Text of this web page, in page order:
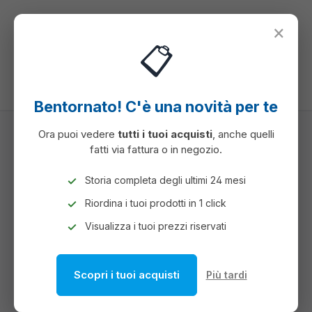
principale
ROTOLI PER MACCHINE DA UFFICIO
ROTOLI PER POS
×
📋
Bentornato! C'è una novità per te
Ora puoi vedere tutti i tuoi acquisti, anche quelli
fatti via fattura o in negozio.
Storia completa degli ultimi 24 mesi
Riordina i tuoi prodotti in 1 click
Visualizza i tuoi prezzi riservati
Scopri i tuoi acquisti Più tardi